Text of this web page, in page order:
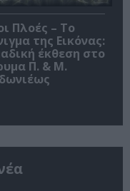
Πλοές – Το
της Εικόνας:
έκθεση στο
Π. & Μ.